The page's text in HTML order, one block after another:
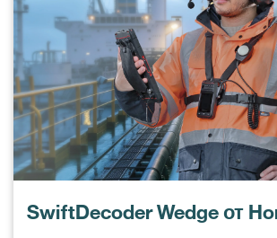
SwiftDecoder Wedge от